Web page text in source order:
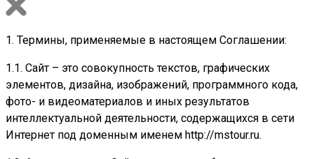
1. Термины, применяемые в настоящем Соглашении:
1.1. Сайт – это совокупность текстов, графических
элементов, дизайна, изображений, программного кода,
фото- и видеоматериалов и иных результатов
интеллектуальной деятельности, содержащихся в сети
Интернет под доменным именем http://mstour.ru.